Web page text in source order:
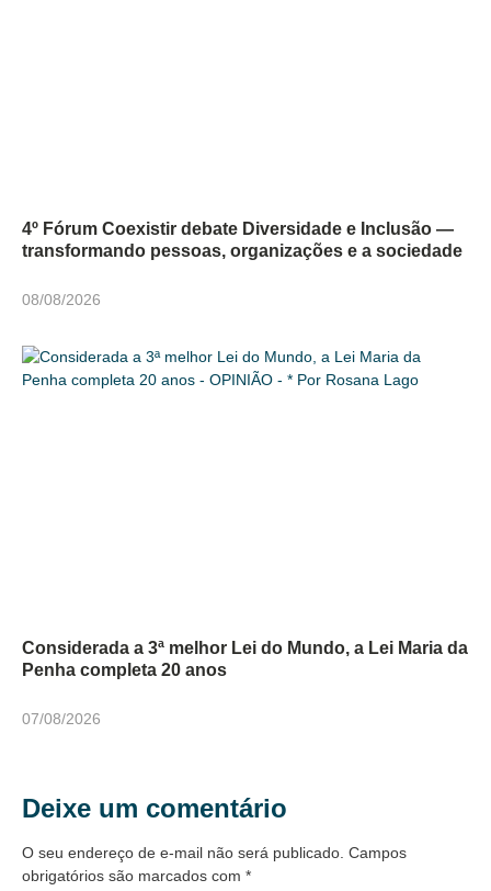
4º Fórum Coexistir debate Diversidade e Inclusão —
transformando pessoas, organizações e a sociedade
08/08/2026
Considerada a 3ª melhor Lei do Mundo, a Lei Maria da
Penha completa 20 anos
07/08/2026
Deixe um comentário
O seu endereço de e-mail não será publicado. Campos
obrigatórios são marcados com *